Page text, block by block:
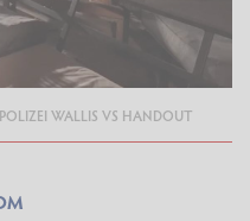
WALLIS VS HANDOUT